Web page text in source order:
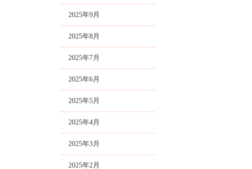
2025年9月
2025年8月
2025年7月
2025年6月
2025年5月
2025年4月
2025年3月
2025年2月